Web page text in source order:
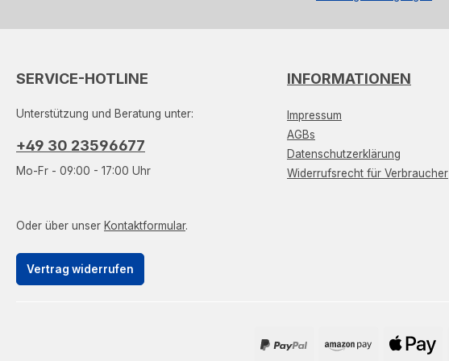
SERVICE-HOTLINE
Unterstützung und Beratung unter:
+49 30 23596677
Mo-Fr - 09:00 - 17:00 Uhr
Oder über unser Kontaktformular.
Vertrag widerrufen
INFORMATIONEN
Impressum
AGBs
Datenschutzerklärung
Widerrufsrecht für Verbraucher